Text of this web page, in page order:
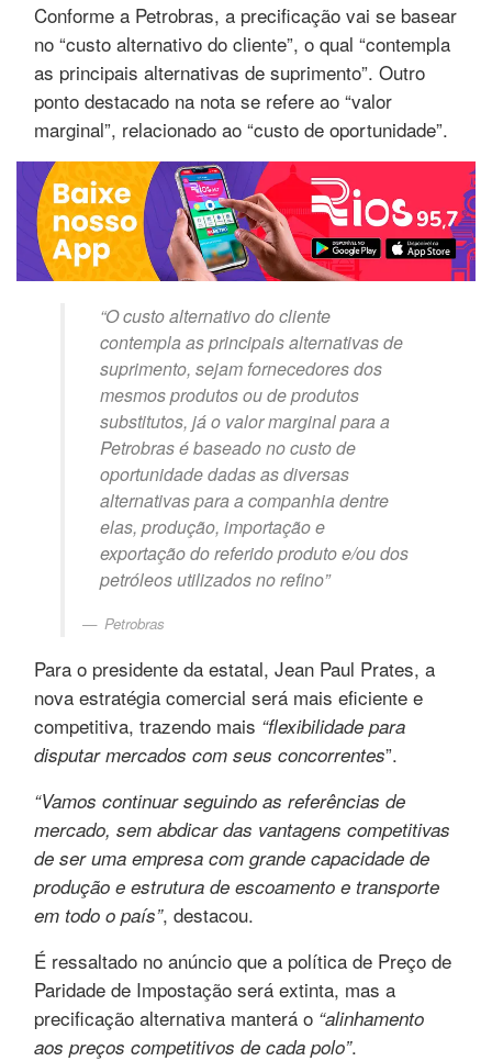
Conforme a Petrobras, a precificação vai se basear
no “custo alternativo do cliente”, o qual “contempla
as principais alternativas de suprimento”. Outro
ponto destacado na nota se refere ao “valor
marginal”, relacionado ao “custo de oportunidade”.
“O custo alternativo do cliente
contempla as principais alternativas de
suprimento, sejam fornecedores dos
mesmos produtos ou de produtos
substitutos, já o valor marginal para a
Petrobras é baseado no custo de
oportunidade dadas as diversas
alternativas para a companhia dentre
elas, produção, importação e
exportação do referido produto e/ou dos
petróleos utilizados no refino”
Petrobras
Para o presidente da estatal, Jean Paul Prates, a
nova estratégia comercial será mais eficiente e
competitiva, trazendo mais “flexibilidade para
disputar mercados com seus concorrentes”.
“Vamos continuar seguindo as referências de
mercado, sem abdicar das vantagens competitivas
de ser uma empresa com grande capacidade de
produção e estrutura de escoamento e transporte
em todo o país”, destacou.
É ressaltado no anúncio que a política de Preço de
Paridade de Impostação será extinta, mas a
precificação alternativa manterá o “alinhamento
aos preços competitivos de cada polo”.